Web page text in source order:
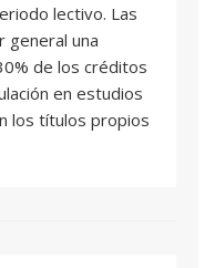
lectivo. Las
general una
de los créditos
en estudios
los títulos propios